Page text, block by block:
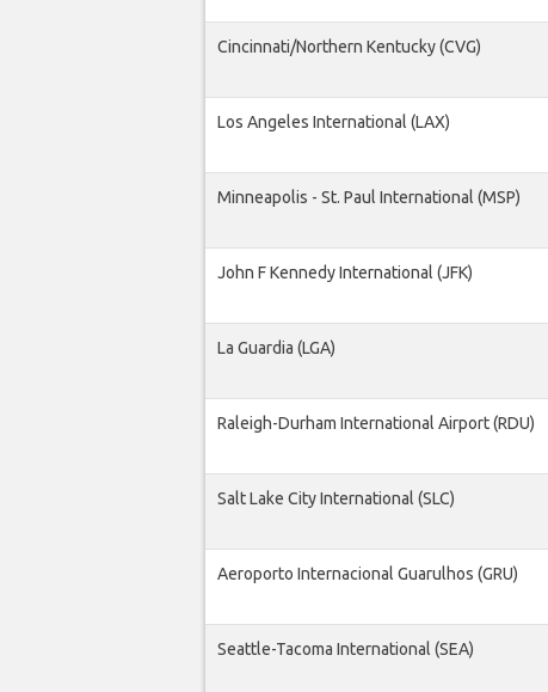
Cincinnati/Northern Kentucky (CVG)
Los Angeles International (LAX)
Minneapolis - St. Paul International (MSP)
John F Kennedy International (JFK)
La Guardia (LGA)
Raleigh-Durham International Airport (RDU)
Salt Lake City International (SLC)
Aeroporto Internacional Guarulhos (GRU)
Seattle-Tacoma International (SEA)